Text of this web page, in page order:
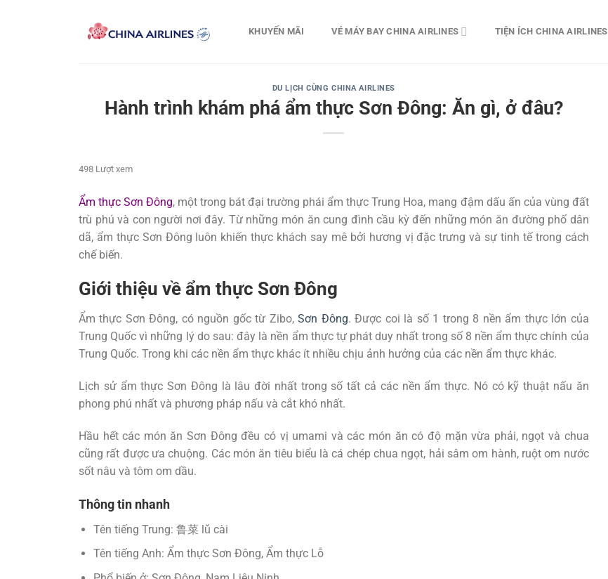
KHUYẾN MÃI VÉ MÁY BAY CHINA AIRLINES TIỆN ÍCH CHINA AIRLINES
DU LỊCH CÙNG CHINA AIRLINES
Hành trình khám phá ẩm thực Sơn Đông: Ăn gì, ở đâu?
498 Lượt xem
Ẩm thực Sơn Đông, một trong bát đại trường phái ẩm thực Trung Hoa, mang đậm dấu ấn của vùng đất
trù phú và con người nơi đây. Từ những món ăn cung đình cầu kỳ đến những món ăn đường phố dân
dã, ẩm thực Sơn Đông luôn khiến thực khách say mê bởi hương vị đặc trưng và sự tinh tế trong cách
chế biến.
Giới thiệu về ẩm thực Sơn Đông
Ẩm thực Sơn Đông, có nguồn gốc từ Zibo,Sơn Đông. Được coi là số 1 trong 8 nền ẩm thực lớn của
Trung Quốc vì những lý do sau: đây là nền ẩm thực tự phát duy nhất trong số 8 nền ẩm thực chính của
Trung Quốc. Trong khi các nền ẩm thực khác ít nhiều chịu ảnh hưởng của các nền ẩm thực khác.
Lịch sử ẩm thực Sơn Đông là lâu đời nhất trong số tất cả các nền ẩm thực. Nó có kỹ thuật nấu ăn
phong phú nhất và phương pháp nấu và cắt khó nhất.
Hầu hết các món ăn Sơn Đông đều có vị umami và các món ăn có độ mặn vừa phải, ngọt và chua
cũng rất được ưa chuộng. Các món ăn tiêu biểu là cá chép chua ngọt, hải sâm om hành, ruột om nước
sốt nâu và tôm om dầu.
Thông tin nhanh
Tên tiếng Trung: 鲁菜 lǔ cài
Tên tiếng Anh: Ẩm thực Sơn Đông, Ẩm thực Lỗ